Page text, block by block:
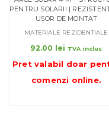
PENTRU SOLARII |
UȘOR DE MONTAT
MATERIALE REZIDENTIALE
92.00 lei TVA inclus
Pret valabil doar
comenzi online.